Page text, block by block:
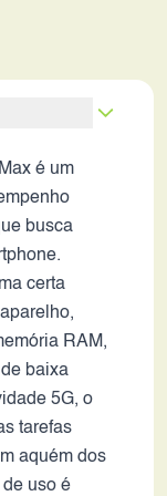
é um
busca
certa
RAM,
baixa
5G, o
tarefas
aquém dos
uso é